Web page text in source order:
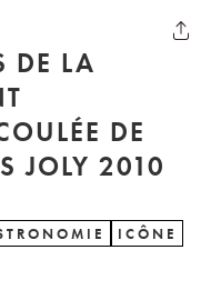
DE LA
DE
JOLY 2010
ICÔNE